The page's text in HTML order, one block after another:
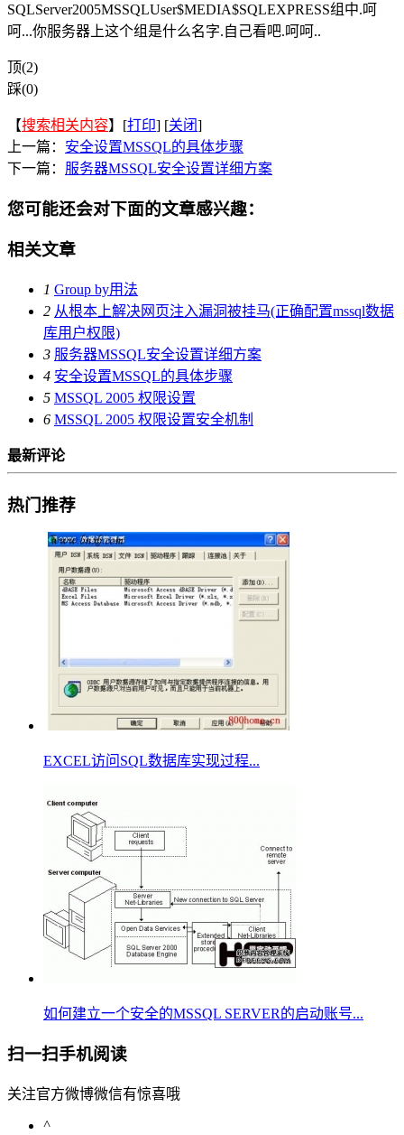
SQLServer2005MSSQLUser$MEDIA$SQLEXPRESS组中.呵
呵...你服务器上这个组是什么名字.自己看吧.呵呵..
顶(2)
踩(0)
【搜索相关内容】[打印] [关闭]
上一篇： 安全设置MSSQL的具体步骤
下一篇： 服务器MSSQL安全设置详细方案
您可能还会对下面的文章感兴趣：
相关文章
1 Group by用法
2 从根本上解决网页注入漏洞被挂马(正确配置mssql数据
库用户权限)
3 服务器MSSQL安全设置详细方案
4 安全设置MSSQL的具体步骤
5 MSSQL 2005 权限设置
6 MSSQL 2005 权限设置安全机制
最新评论
热门推荐
EXCEL访问SQL数据库实现过程...
如何建立一个安全的MSSQL SERVER的启动账号...
扫一扫手机阅读
关注官方微博微信有惊喜哦
^